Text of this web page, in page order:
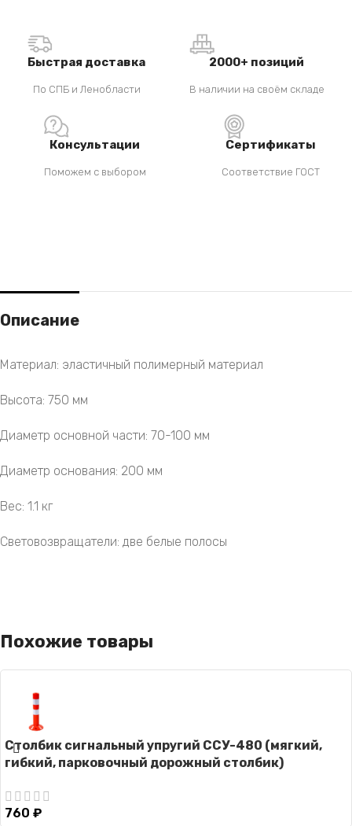
Быстрая доставка
По СПБ и Ленобласти
2000+ позиций
В наличии на своём складе
Консультации
Поможем с выбором
Сертификаты
Соответствие ГОСТ
Описание
Материал: эластичный полимерный материал
Высота: 750 мм
Диаметр основной части: 70-100 мм
Диаметр основания: 200 мм
Вес: 1.1 кг
Световозвращатели: две белые полосы
Похожие товары
Столбик сигнальный упругий ССУ-480 (мягкий,
гибкий, парковочный дорожный столбик)
760 ₽